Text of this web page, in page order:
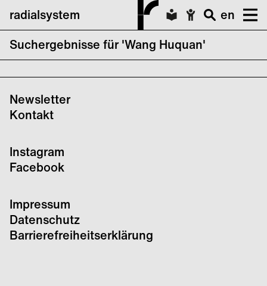
radialsystem
en
Suchergebnisse für 'Wang Huquan'
keine Suchergebnisse für Wang Huquan
Newsletter
Kontakt
Instagram
Facebook
Impressum
Datenschutz
Barrierefreiheitserklärung